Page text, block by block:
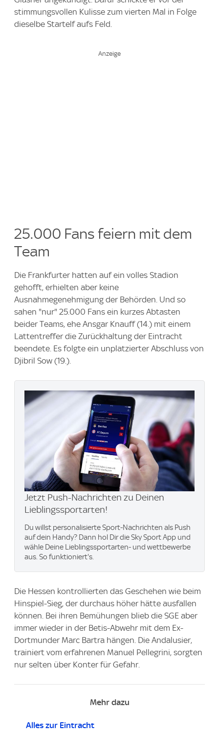
stimmungsvollen Kulisse zum vierten Mal in Folge
dieselbe Startelf aufs Feld.
25.000 Fans feiern mit dem
Team
Die Frankfurter hatten auf ein volles Stadion
gehofft, erhielten aber keine
Ausnahmegenehmigung der Behörden. Und so
sahen "nur" 25.000 Fans ein kurzes Abtasten
beider Teams, ehe Ansgar Knauff (14.) mit einem
Lattentreffer die Zurückhaltung der Eintracht
beendete. Es folgte ein unplatzierter Abschluss von
Djibril Sow (19.).
Jetzt Push-Nachrichten zu Deinen
Lieblingssportarten!
Du willst personalisierte Sport-Nachrichten als Push
auf dein Handy? Dann hol Dir die Sky Sport App und
wähle Deine Lieblingssportarten- und wettbewerbe
aus. So funktioniert's.
Die Hessen kontrollierten das Geschehen wie beim
Hinspiel-Sieg, der durchaus höher hätte ausfallen
können. Bei ihren Bemühungen blieb die SGE aber
immer wieder in der Betis-Abwehr mit dem Ex-
Dortmunder Marc Bartra hängen. Die Andalusier,
trainiert vom erfahrenen Manuel Pellegrini, sorgten
nur selten über Konter für Gefahr.
Mehr dazu
Alles zur Eintracht